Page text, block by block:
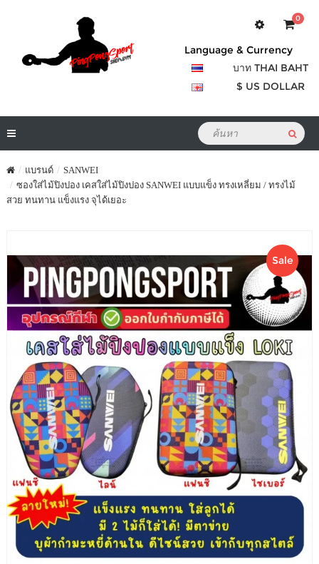
0
Language & Currency
บาท THAI BAHT
$ US DOLLAR
แบรนด์
SANWEI
ซองใส่ไม้ปิงปอง เคสใส่ไม้ปิงปอง SANWEI แบบแข็ง ทรงเหลี่ยม / ทรงไม้
สวย ทนทาน แข็งแรง จุได้เยอะ
Sale